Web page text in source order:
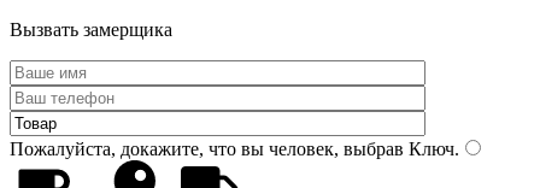
Вызвать замерщика
Пожалуйста, докажите, что вы человек, выбрав Ключ.